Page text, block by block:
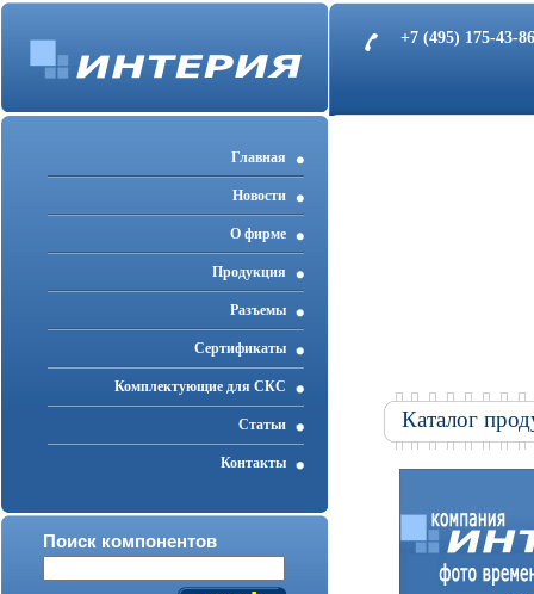
+7 (495) 175-43-
Главная
Новости
О фирме
Продукция
Разъемы
Cертификаты
Комплектующие для СКС
Статьи
Контакты
Поиск компонентов
Каталог